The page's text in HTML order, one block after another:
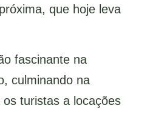
que hoje leva
fascinante na
culminando na
turistas a locações